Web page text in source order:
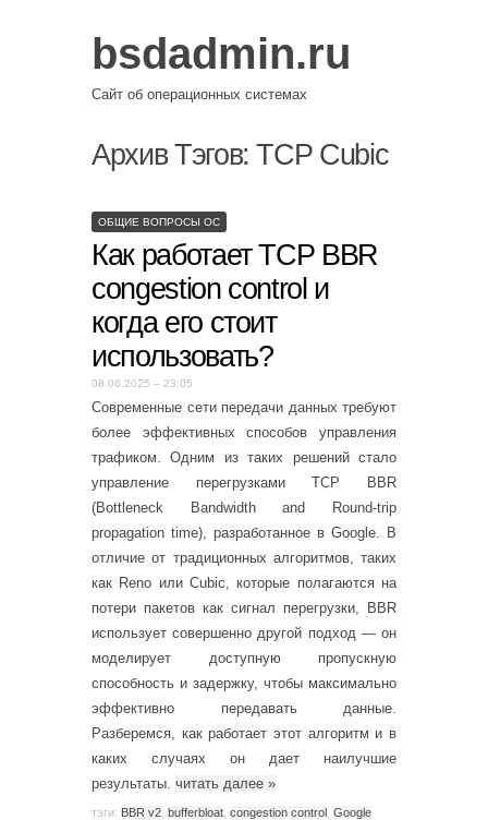
bsdadmin.ru
Сайт об операционных системах
Архив Тэгов:TCP Cubic
ОБЩИЕ ВОПРОСЫ ОС
Как работает TCP BBR
congestion control и
когда его стоит
использовать?
08.06.2025 – 23:05
Современные сети передачи данных требуют
более эффективных способов управления
трафиком. Одним из таких решений стало
управление перегрузками TCP BBR
(Bottleneck Bandwidth and Round-trip
propagation time), разработанное в Google. В
отличие от традиционных алгоритмов, таких
как Reno или Cubic, которые полагаются на
потери пакетов как сигнал перегрузки, BBR
использует совершенно другой подход — он
моделирует доступную пропускную
способность и задержку, чтобы максимально
эффективно передавать данные.
Разберемся, как работает этот алгоритм и в
каких случаях он дает наилучшие
результаты. читать далее »
тэги: BBR v2 bufferbloat congestion control Google